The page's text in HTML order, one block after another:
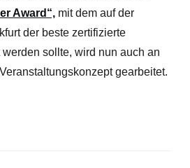
Award“,mit dem auf der
der beste zertifizierte
sollte, wird nun auch an
gearbeitet.